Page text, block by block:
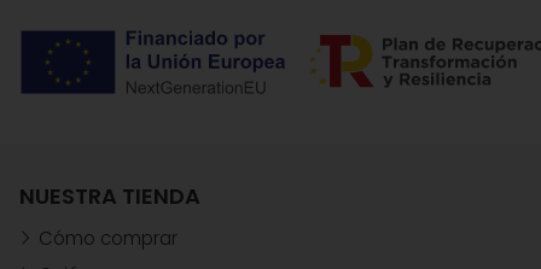
NUESTRA TIENDA
Cómo comprar